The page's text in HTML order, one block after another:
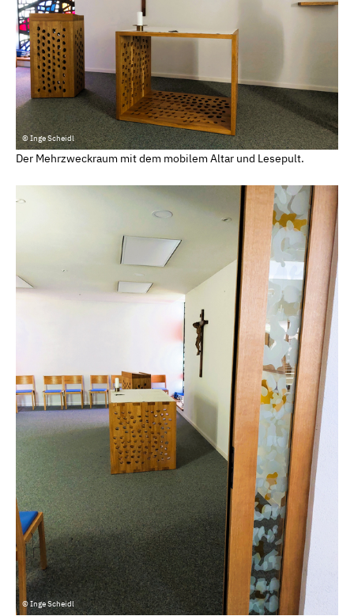
© Inge Scheidl
Der Mehrzweckraum mit dem mobilem Altar und Lesepult.
© Inge Scheidl